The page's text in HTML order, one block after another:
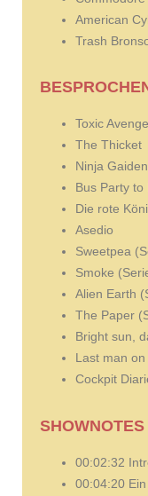
American
Trash
Toxic
The Thicket
Ninja
Bus Party to
Die rote
Asedio
Sweetpea
Smoke
Alien Earth
The Paper
Bright sun,
Last man
Cockpit
SHOWNOTES
00:02:32
00:04:20